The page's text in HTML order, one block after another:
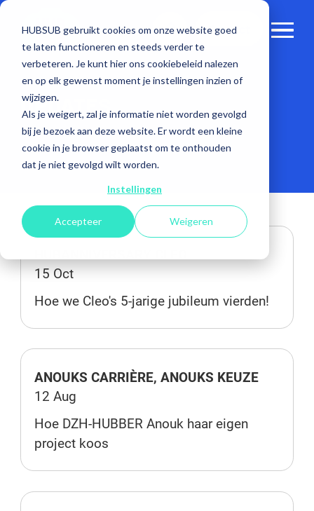
HUBSUB gebruikt cookies om onze website goed
te laten functioneren en steeds verder te
verbeteren. Je kunt hier ons cookiebeleid nalezen
en op elk gewenst moment je instellingen inzien of
wijzigen.
Als je weigert, zal je informatie niet worden gevolgd
bij je bezoek aan deze website. Er wordt een kleine
cookie in je browser geplaatst om te onthouden
dat je niet gevolgd wilt worden.
Instellingen
Accepteer Weigeren
Contact
UPDATES
15 Oct
Hoe we Cleo's 5-jarige jubileum vierden!
ANOUKS CARRIÈRE, ANOUKS KEUZE
12 Aug
Hoe DZH-HUBBER Anouk haar eigen
project koos